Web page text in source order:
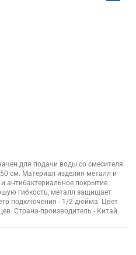
для подачи воды со смесителя
см. Материал изделия металл и
антибактериальное покрытие.
гибкость, металл защищает
подключения - 1/2 дюйма. Цвет
Страна-производитель - Китай.